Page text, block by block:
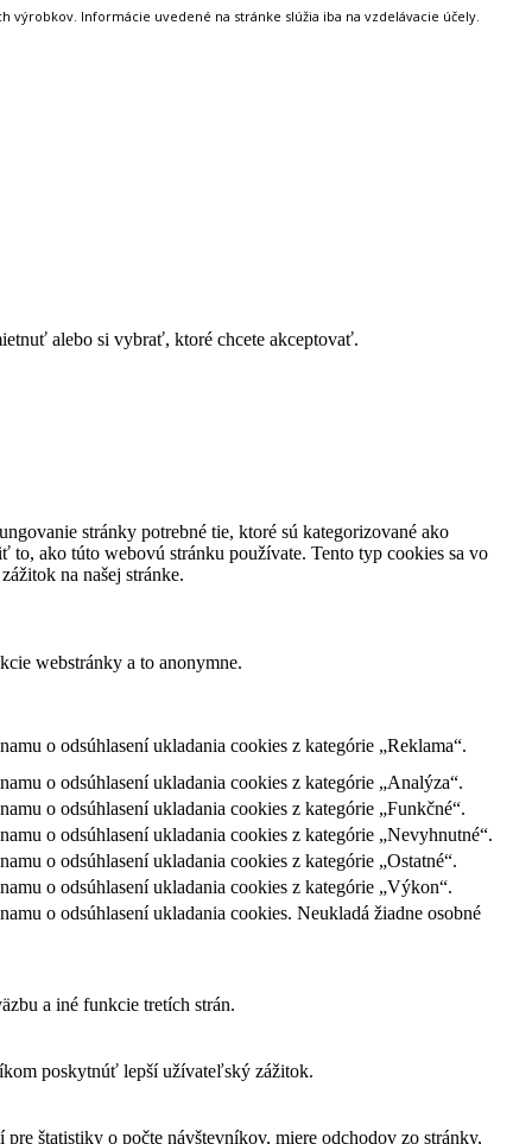
Informácie uvedené na stránke slúžia iba na vzdelávacie účely.
alebo si vybrať, ktoré chcete akceptovať.
stránky potrebné tie, ktoré sú kategorizované ako
to, ako túto webovú stránku používate. Tento typ cookies sa vo
na našej stránke.
webstránky a to anonymne.
o odsúhlasení ukladania cookies z kategórie „Reklama“.
o odsúhlasení ukladania cookies z kategórie „Analýza“.
o odsúhlasení ukladania cookies z kategórie „Funkčné“.
o odsúhlasení ukladania cookies z kategórie „Nevyhnutné“.
o odsúhlasení ukladania cookies z kategórie „Ostatné“.
o odsúhlasení ukladania cookies z kategórie „Výkon“.
o odsúhlasení ukladania cookies. Neukladá žiadne osobné
a iné funkcie tretích strán.
poskytnúť lepší užívateľský zážitok.
štatistiky o počte návštevníkov, miere odchodov zo stránky,